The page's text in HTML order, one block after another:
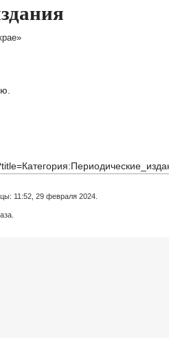
11:52, 29 февраля 2024.